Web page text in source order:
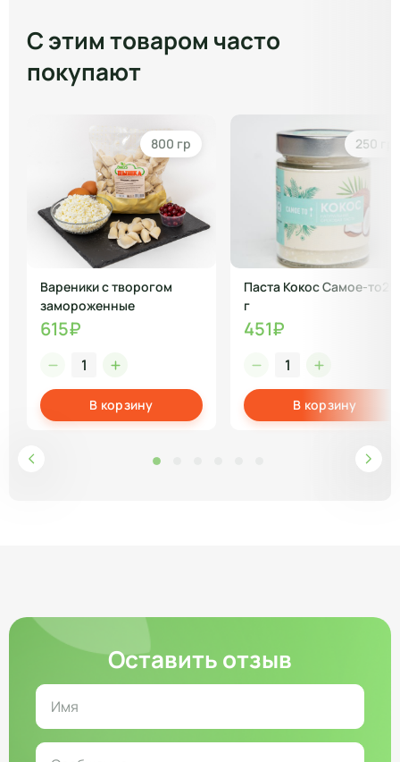
С этим товаром часто
покупают
800 гр
Вареники с творогом
замороженные
615₽
В корзину
250 гр
Паста Кокос Самое-
г
451₽
В корзину
Оставить отзыв